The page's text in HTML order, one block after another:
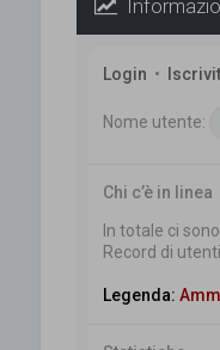
Login •
Nome utente:
Chi c’è in linea
In totale ci sono
Record di
Legenda: